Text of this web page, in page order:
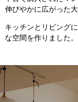
伸びやかに広がった
キッチンとリビング
な空間を作りました。